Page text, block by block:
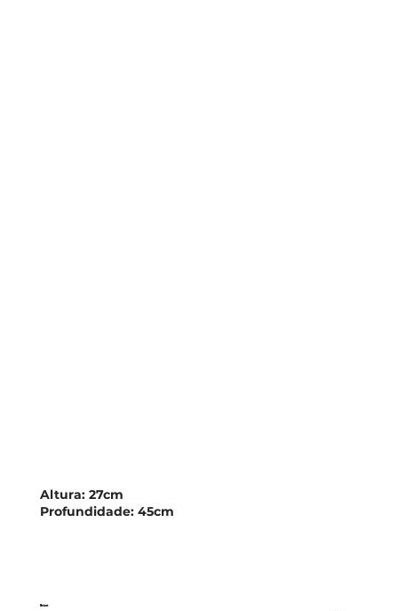
Beirut
Altura:27cm
Profundidade:45cm